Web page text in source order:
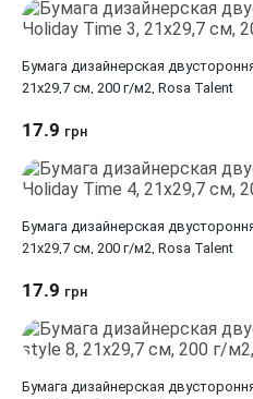
Бумага дизайнерская
21х29,7 см, 200 г/м2, Rosa Talent
17.9 грн
Бумага дизайнерская
21х29,7 см, 200 г/м2, Rosa Talent
17.9 грн
Бумага дизайнерская